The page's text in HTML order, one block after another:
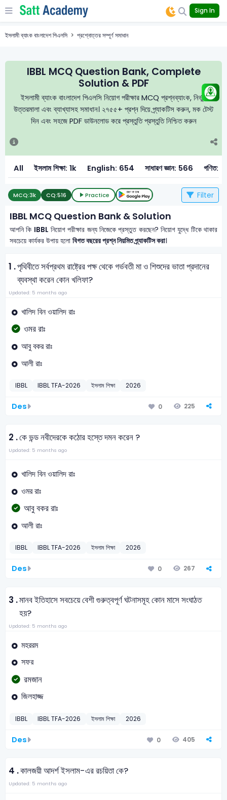
Sign In
ইসলামী ব্যাংক বাংলাদেশ পিএলসি প্রশ্নোত্তর সম্পূর্ণ সমাধান
IBBL MCQ Question Bank, Complete
Solution & PDF
ইসলামী ব্যাংক বাংলাদেশ পিএলসি নিয়োগ পরীক্ষার MCQ প্রশ্নব্যাংক, নির্ভুল
উত্তরমালা এবং ব্যাখ্যাসহ সমাধান। ২৭৫৫+ প্রশ্ন দিয়ে প্র্যাকটিস করুন, মক টেস্ট
দিন এবং সহজে PDF ডাউনলোড করে প্রস্তুতি প্রস্তুতি নিশ্চিত করুন
All ইসলাম শিক্ষা: 1k English: 654 সাধারণ জ্ঞান: 566 গণিত:
MCQ:3k CQ:516 Practice Filter
IBBL MCQ Question Bank & Solution
আপনি কি IBBL নিয়োগ পরীক্ষার জন্য নিজেকে প্রস্তুত করছেন? নিয়োগ যুদ্ধে টিকে থাকার
সবচেয়ে কার্যকর উপায় হলোবিগত বছরের প্রশ্ন নিয়মিত প্র্যাকটিস করা।
1 .পৃথিবীতে সর্বপ্রথম রাষ্ট্রের পক্ষ থেকে গর্ভবতী মা ও শিশুদের ভাতা প্রদানের
ব্যবস্থা করেন কোন খলিফা?
Updated: 5 months ago
খালিদ বিন ওয়ালিদ রাঃ
ওমর রাঃ
আবু বকর রাঃ
আলী রাঃ
IBBL IBBL TFA-2026 ইসলাম শিক্ষা 2026
Des 0 225
2 .কে ভন্ড নবীদেরকে কঠোর হস্তে দমন করেন ?
Updated: 5 months ago
খালিদ বিন ওয়ালিদ রাঃ
ওমর রাঃ
আবু বকর রাঃ
আলী রাঃ
IBBL IBBL TFA-2026 ইসলাম শিক্ষা 2026
Des 0 267
3 .মানব ইতিহাসে সবচেয়ে বেশী গুরুত্বপূর্ণ ঘটনাসমূহ কোন মাসে সংঘাঠত
হয়?
Updated: 5 months ago
মহররম
সফর
রমজান
জিলহাজ্জ
IBBL IBBL TFA-2026 ইসলাম শিক্ষা 2026
Des 0 405
4 .কালজয়ী আদর্শ ইসলাম-এর রচয়িতা কে?
Updated: 5 months ago